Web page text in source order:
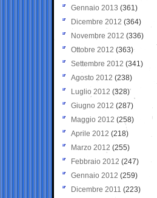
Gennaio 2013 (361)
Dicembre 2012 (364)
Novembre 2012 (336)
Ottobre 2012 (363)
Settembre 2012 (341)
Agosto 2012 (238)
Luglio 2012 (328)
Giugno 2012 (287)
Maggio 2012 (258)
Aprile 2012 (218)
Marzo 2012 (255)
Febbraio 2012 (247)
Gennaio 2012 (259)
Dicembre 2011 (223)